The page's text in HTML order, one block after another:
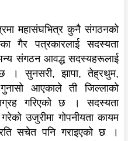
महासंघभित्र कुनै संगठनको
गैर पत्रकारलाई सदस्यता
संगठन आवद्ध सदस्यहरूलाई
। सुनसरी, झापा, तेह्रथुम,
आएकाले ती जिल्लाको
गरिएको छ । सदस्यता
उजुरीमा गोपनीयता कायम
सचेत पनि गराइएको छ ।